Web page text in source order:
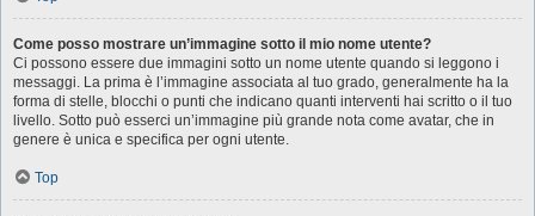
Come posso mostrare un’immagine sotto il mio nome utente?
Ci possono essere due immagini sotto un nome utente quando si leggono i
messaggi. La prima è l’immagine associata al tuo grado, generalmente ha la
forma di stelle, blocchi o punti che indicano quanti interventi hai scritto o il tuo
livello. Sotto può esserci un’immagine più grande nota come avatar, che in
genere è unica e specifica per ogni utente.
Top